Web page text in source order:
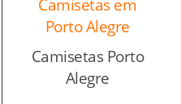
Camisetas em
Porto Alegre
Camisetas Porto
Alegre